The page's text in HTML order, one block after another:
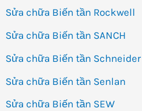
Sửa chữa Biến tần Rockwell
Sửa chữa Biến tần SANCH
Sửa chữa Biến tần Schneider
Sửa chữa Biến tần Senlan
Sửa chữa Biến tần SEW